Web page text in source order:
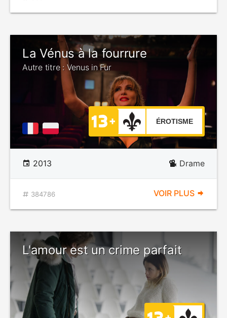
La Vénus à la fourrure
Autre titre : Venus in Fur
ÉROTISME
2013 Drame
384786 VOIR PLUS
L'amour est un crime parfait